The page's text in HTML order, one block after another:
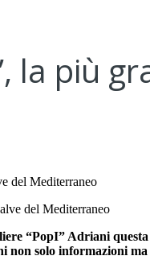
la più
del Mediterraneo
“PopI” Adriani
non solo informazioni